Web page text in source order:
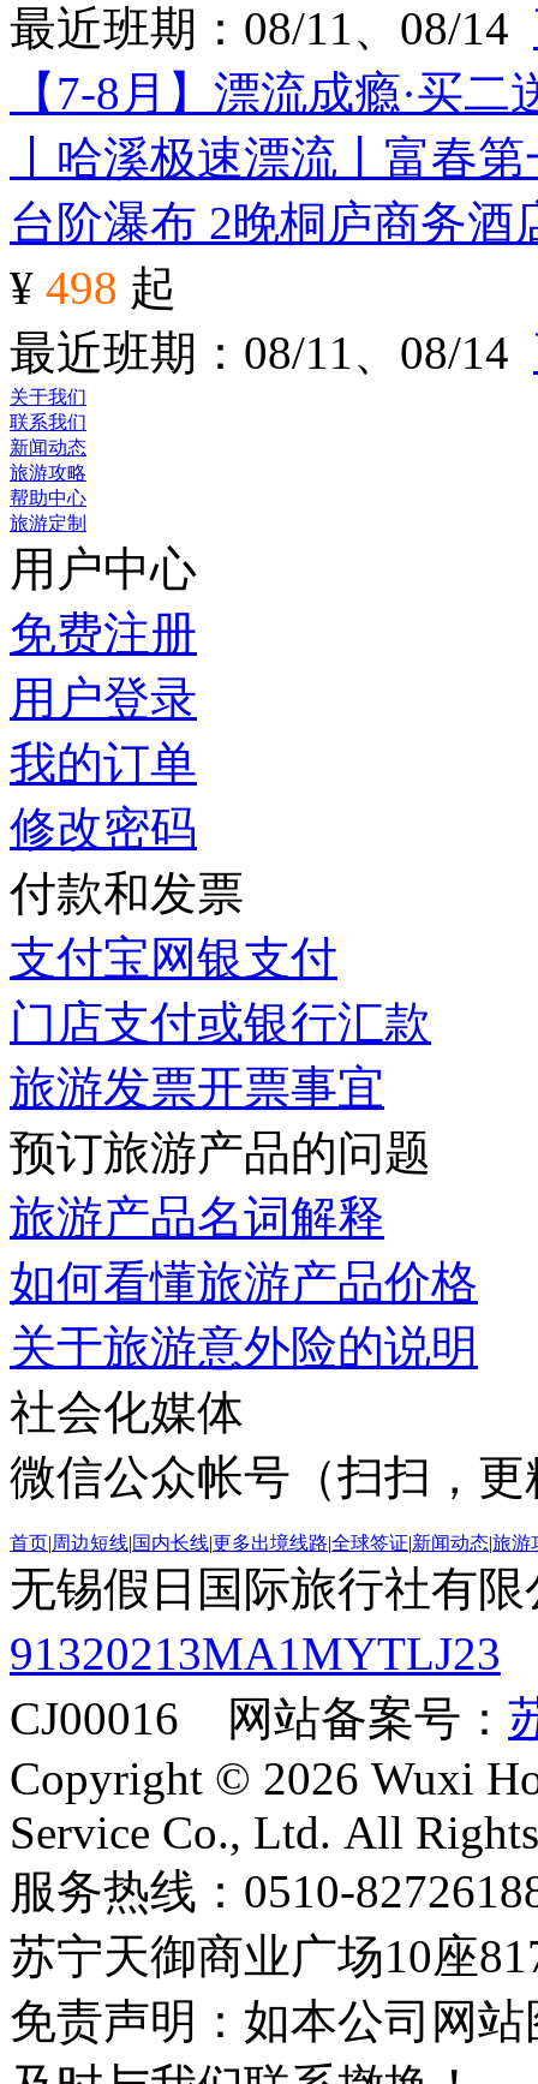
最近班期：08/11、08/14
【7-8月】漂流成瘾·买
丨哈溪极速漂流丨富春
台阶瀑布 2晚桐庐商务
¥ 498 起
最近班期：08/11、08/14
关于我们
联系我们
新闻动态
旅游攻略
帮助中心
旅游定制
用户中心
免费注册
用户登录
我的订单
修改密码
付款和发票
支付宝网银支付
门店支付或银行汇款
旅游发票开票事宜
预订旅游产品的问题
旅游产品名词解释
如何看懂旅游产品价格
关于旅游意外险的说明
社会化媒体
微信公众帐号（扫扫，更
首页|周边短线|国内长线|更多出境线路|全球签证|新闻动态|旅游
无锡假日国际旅行社有
91320213MA1MYTLJ23
CJ00016 网站备案号：
Copyright © 2026 Wuxi
Service Co., Ltd. All
服务热线：0510-
苏宁天御商业广场10座
免责声明：如本公司网